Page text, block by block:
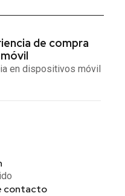
de compra
en dispositivos móvil
contacto